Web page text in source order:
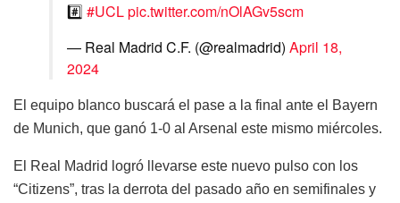
#️⃣ #UCLpic.twitter.com/nOlAGv5scm
— Real Madrid C.F. (@realmadrid) April 18,
2024
El equipo blanco buscará el pase a la final ante el Bayern
de Munich, que ganó 1-0 al Arsenal este mismo miércoles.
El Real Madrid logró llevarse este nuevo pulso con los
“Citizens”, tras la derrota del pasado año en semifinales y